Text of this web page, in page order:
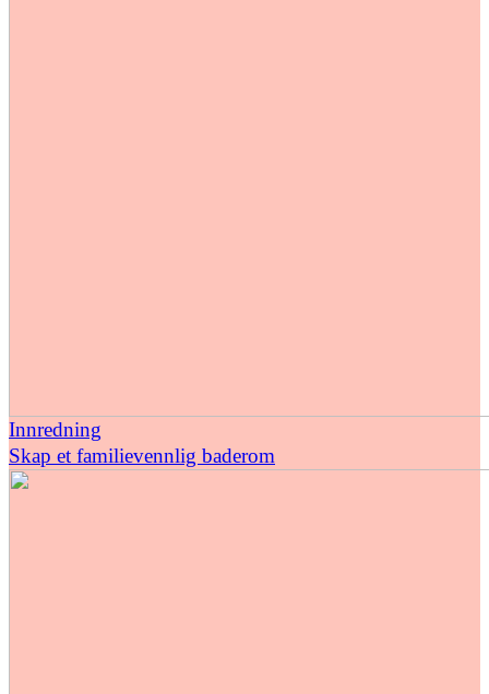
Innredning
Skap et familievennlig baderom